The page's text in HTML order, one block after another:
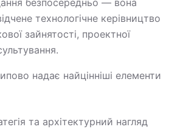
безпосередньо — вона
технологічне керівництво
зайнятості, проектної
надає найцінніші елементи
та архітектурний нагляд